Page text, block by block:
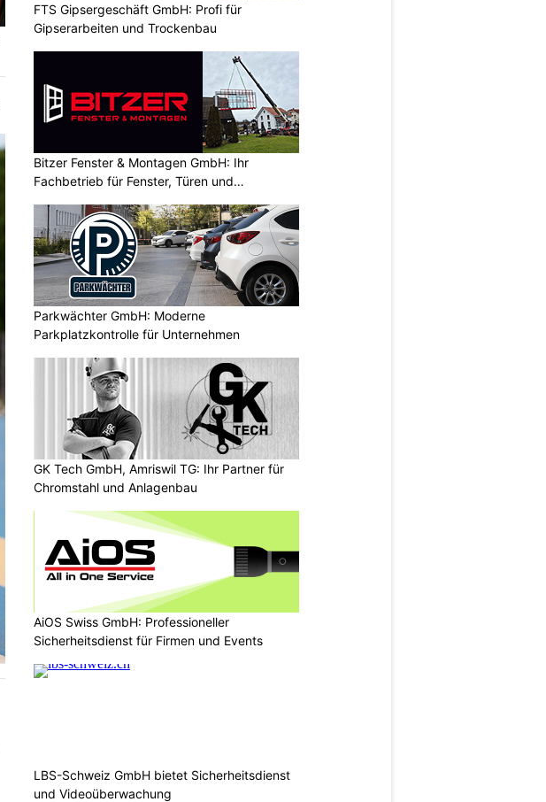
FTS Gipsergeschäft GmbH: Profi für
Gipserarbeiten und Trockenbau
Bitzer Fenster & Montagen GmbH: Ihr
Fachbetrieb für Fenster, Türen und
Parkwächter GmbH: Moderne
Parkplatzkontrolle für Unternehmen
GK Tech GmbH, Amriswil TG: Ihr Partner für
Chromstahl und Anlagenbau
AiOS Swiss GmbH: Professioneller
Sicherheitsdienst für Firmen und Events
LBS-Schweiz GmbH bietet Sicherheitsdienst
und Videoüberwachung